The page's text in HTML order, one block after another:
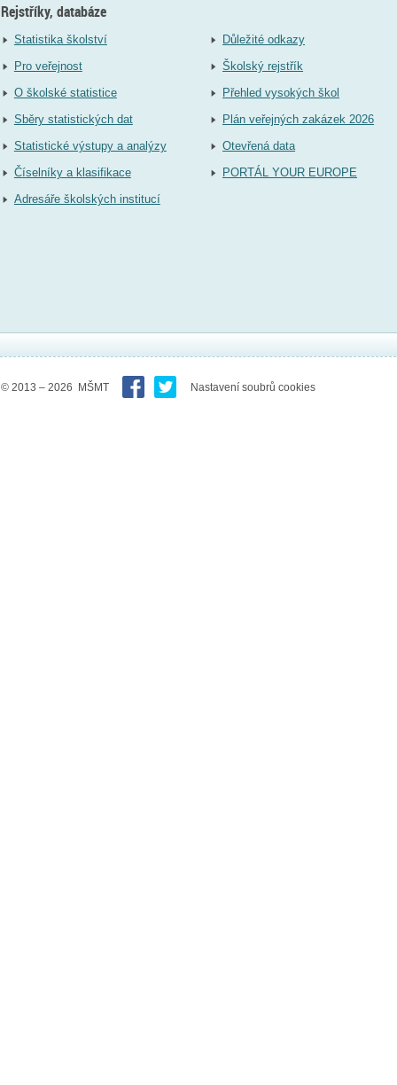
Rejstříky, databáze
Statistika školství
Pro veřejnost
O školské statistice
Sběry statistických dat
Statistické výstupy a analýzy
Číselníky a klasifikace
Adresáře školských institucí
Důležité odkazy
Školský rejstřík
Přehled vysokých škol
Plán veřejných zakázek 2026
Otevřená data
PORTÁL YOUR EUROPE
© 2013 – 2026 MŠMT Nastavení soubrů cookies